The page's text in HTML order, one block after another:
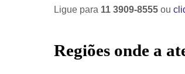
Ligue para 11 3909-8555 ou
Regiões onde a